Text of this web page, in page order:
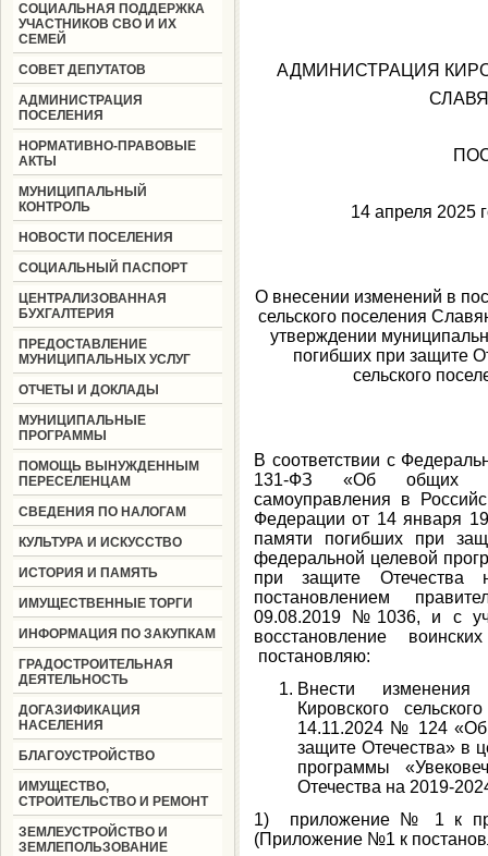
СОЦИАЛЬНАЯ ПОДДЕРЖКА
УЧАСТНИКОВ СВО И ИХ
СЕМЕЙ
СОВЕТ ДЕПУТАТОВ
АДМИНИСТРАЦИЯ
ПОСЕЛЕНИЯ
НОРМАТИВНО-ПРАВОВЫЕ
АКТЫ
МУНИЦИПАЛЬНЫЙ
КОНТРОЛЬ
НОВОСТИ ПОСЕЛЕНИЯ
СОЦИАЛЬНЫЙ ПАСПОРТ
ЦЕНТРАЛИЗОВАННАЯ
БУХГАЛТЕРИЯ
ПРЕДОСТАВЛЕНИЕ
МУНИЦИПАЛЬНЫХ УСЛУГ
ОТЧЕТЫ И ДОКЛАДЫ
МУНИЦИПАЛЬНЫЕ
ПРОГРАММЫ
ПОМОЩЬ ВЫНУЖДЕННЫМ
ПЕРЕСЕЛЕНЦАМ
СВЕДЕНИЯ ПО НАЛОГАМ
КУЛЬТУРА И ИСКУССТВО
ИСТОРИЯ И ПАМЯТЬ
ИМУЩЕСТВЕННЫЕ ТОРГИ
ИНФОРМАЦИЯ ПО ЗАКУПКАМ
ГРАДОСТРОИТЕЛЬНАЯ
ДЕЯТЕЛЬНОСТЬ
ДОГАЗИФИКАЦИЯ
НАСЕЛЕНИЯ
БЛАГОУСТРОЙСТВО
ИМУЩЕСТВО,
СТРОИТЕЛЬСТВО И РЕМОНТ
ЗЕМЛЕУСТРОЙСТВО И
ЗЕМЛЕПОЛЬЗОВАНИЕ
АДМИНИСТРАЦИЯ
14
О внесении изменений в
сельского поселения
утверждении
погибших при защите
сельского
В соответствии с
131-ФЗ «Об общих
самоуправления в
Федерации от 14 января
памяти погибших при
федеральной целевой
при защите Отечества
постановлением
09.08.2019 №1036, и с
восстановление
постановляю:
Внести изменения
Кировского
14.11.2024 № 124 «Об
защите Отечества» в
программы
Отечества на 2019-
1) приложение № 1 к
(Приложение №1 к